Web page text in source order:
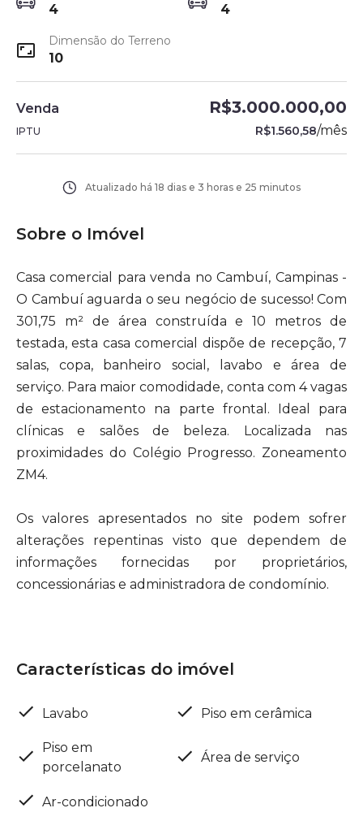
4 4
Dimensão do Terreno
10
Venda R$3.000.000,00
IPTU R$1.560,58/mês
Atualizado há 18 dias e 3 horas e 25 minutos
Sobre o Imóvel
Casa comercial para venda no Cambuí, Campinas -
O Cambuí aguarda o seu negócio de sucesso! Com
301,75 m² de área construída e 10 metros de
testada, esta casa comercial dispõe de recepção, 7
salas, copa, banheiro social, lavabo e área de
serviço. Para maior comodidade, conta com 4 vagas
de estacionamento na parte frontal. Ideal para
clínicas e salões de beleza. Localizada nas
proximidades do Colégio Progresso. Zoneamento
ZM4.
Os valores apresentados no site podem sofrer
alterações repentinas visto que dependem de
informações fornecidas por proprietários,
concessionárias e administradora de condomínio.
Características do imóvel
Lavabo Piso em cerâmica
Piso em
porcelanato
Área de serviço
Ar-condicionado